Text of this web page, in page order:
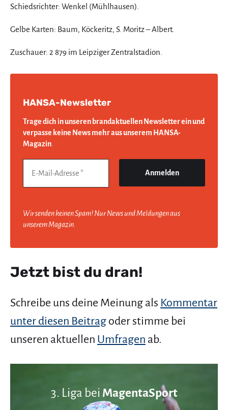
Schiedsrichter: Wenkel (Mühlhausen).
Gelbe Karten: Baum, Köckeritz, S. Moritz – Albert.
Zuschauer: 2 879 im Leipziger Zentralstadion.
HANSA-Newsletter
Trage dich in unseren brandaktuellen Newsletter ein und
verpasse keine News mehr aus unserem HANSA-
Magazin
Wir senden keinen Spam! Nur News und Meldungen aus
unserem Magazin.
Jetzt bist du dran!
Schreibe uns deine Meinung als Kommentar
unter diesen Beitrag oder stimme bei
unseren aktuellen Umfragen ab.
3. Liga bei MagentaSport